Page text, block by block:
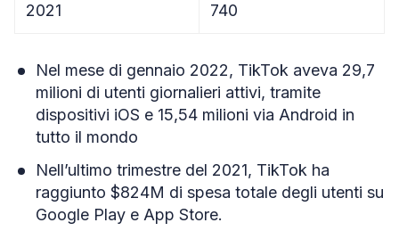
2021 740
Nel mese di gennaio 2022, TikTok aveva 29,7
milioni di utenti giornalieri attivi, tramite
dispositivi iOS e 15,54 milioni via Android in
tutto il mondo
Nell’ultimo trimestre del 2021, TikTok ha
raggiunto $824M di spesa totale degli utenti su
Google Play e App Store.